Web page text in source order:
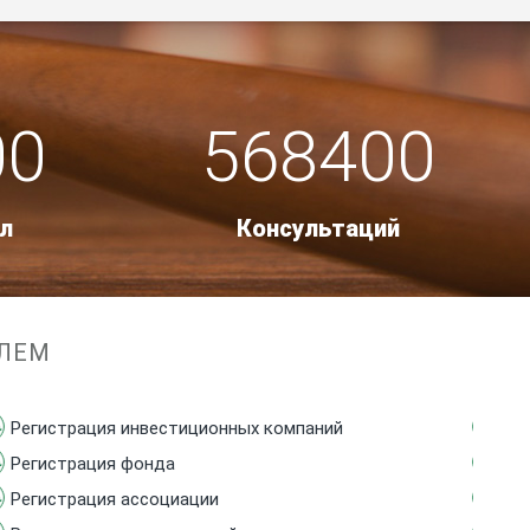
568400
Консультаций
Регистрация инвестиционных компаний
Регистрация фонда
Регистрация ассоциации